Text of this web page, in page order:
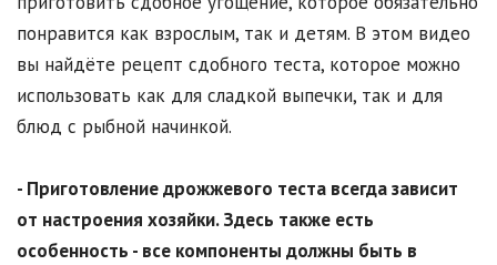
понравится как взрослым, так и детям. В этом видео
вы найдёте рецепт сдобного теста, которое можно
использовать как для сладкой выпечки, так и для
блюд с рыбной начинкой.
- Приготовление дрожжевого теста всегда зависит
от настроения хозяйки. Здесь также есть
особенность - все компоненты должны быть в